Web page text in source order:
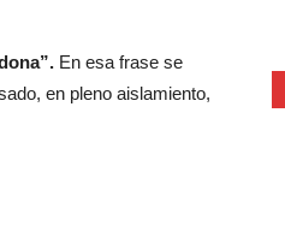
En esa frase se
en pleno aislamiento,